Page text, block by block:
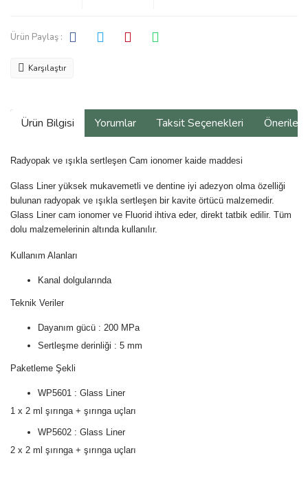
Ürün Paylaş :
Karşılaştır
Ürün Bilgisi Yorumlar Taksit Seçenekleri
Radyopak ve ışıkla sertleşen Cam ionomer kaide maddesi
Glass Liner yüksek mukavemetli ve dentine iyi adezyon olma özelliği
bulunan radyopak ve ışıkla sertleşen bir kavite örtücü malzemedir.
Glass Liner cam ionomer ve Fluorid ihtiva eder, direkt tatbik edilir. Tüm
dolu malzemelerinin altında kullanılır.
Kullanım Alanları
Kanal dolgularında
Teknik Veriler
Dayanım gücü : 200 MPa
Sertleşme derinliği : 5 mm
Paketleme Şekli
WP5601 : Glass Liner
1 x 2 ml şırınga + şırınga uçları
WP5602 : Glass Liner
2 x 2 ml şırınga + şırınga uçları